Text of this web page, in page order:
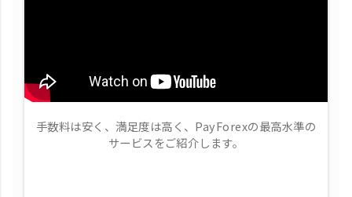
手数料は安く、満足度は高く、PayForexの最高水準の
サービスをご紹介します。